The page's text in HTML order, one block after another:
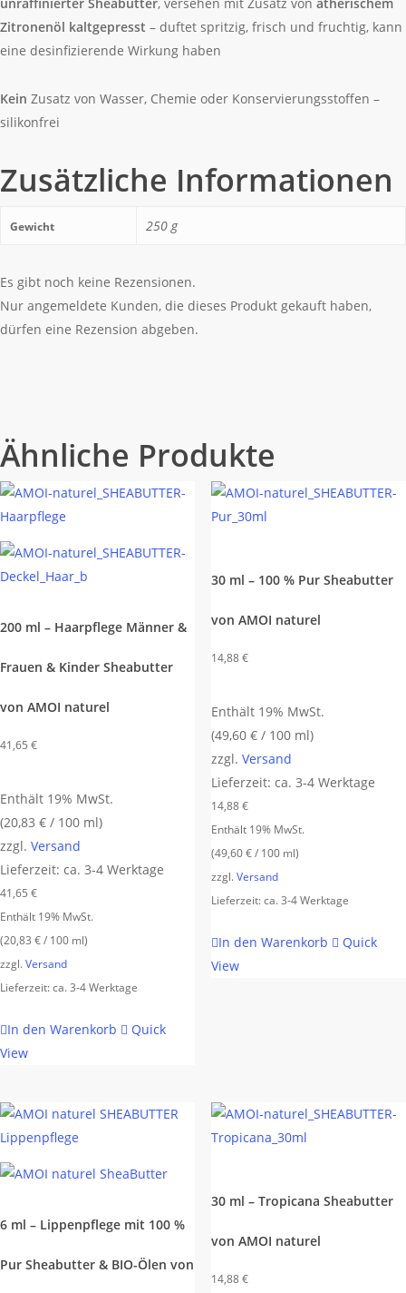
Zitronenöl kaltgepresst – duftet spritzig, frisch und fruchtig, kann
eine desinfizierende Wirkung haben
Kein Zusatz von Wasser, Chemie oder Konservierungsstoffen –
silikonfrei
Zusätzliche Informationen
Gewicht 250 g
Es gibt noch keine Rezensionen.
Nur angemeldete Kunden, die dieses Produkt gekauft haben,
dürfen eine Rezension abgeben.
Ähnliche Produkte
200 ml – Haarpflege Männer &
Frauen & Kinder Sheabutter
von AMOI naturel
41,65 €
Enthält 19% MwSt.
(20,83 € / 100 ml)
zzgl. Versand
Lieferzeit: ca. 3-4 Werktage
41,65 €
Enthält 19% MwSt.
(20,83 €/ 100 ml)
zzgl.Versand
Lieferzeit: ca. 3-4 Werktage
In den Warenkorb
Quick
View
30 ml – 100 % Pur Sheabutter
von AMOI naturel
14,88€
Enthält 19% MwSt.
(49,60 €/ 100 ml)
zzgl. Versand
Lieferzeit: ca. 3-4 Werktage
14,88€
Enthält 19% MwSt.
(49,60€/ 100 ml)
zzgl.Versand
Lieferzeit: ca. 3-4 Werktage
In den Warenkorb
Quick
View
6 ml – Lippenpflege mit 100 %
Pur Sheabutter & BIO-Ölen von
30 ml – Tropicana Sheabutter
von AMOI naturel
14,88€